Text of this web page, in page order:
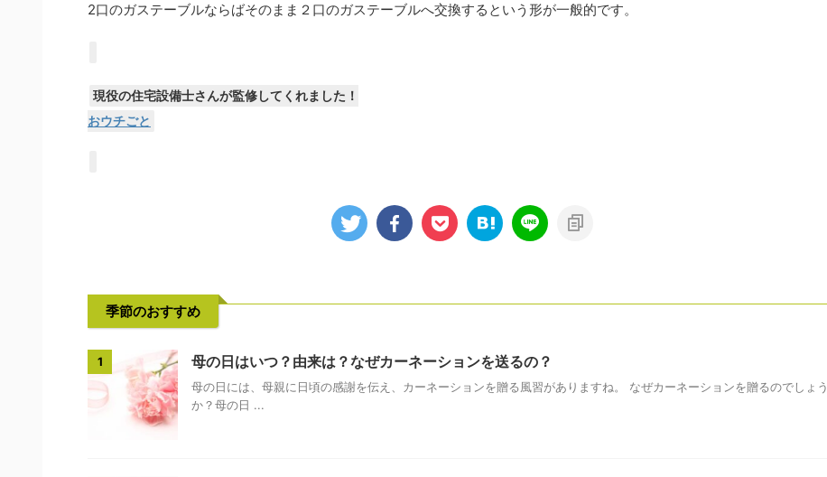
2口のガステーブルならばそのまま２口のガステーブルへ交換するという形が一般的です。
現役の住宅設備士さんが監修してくれました！
おウチごと
季節のおすすめ
1 母の日はいつ？由来は？なぜカーネーションを送るの？
母の日には、母親に日頃の感謝を伝え、カーネーションを贈る風習がありますね。 なぜカーネーションを贈るのでしょう
か？母の日 ...